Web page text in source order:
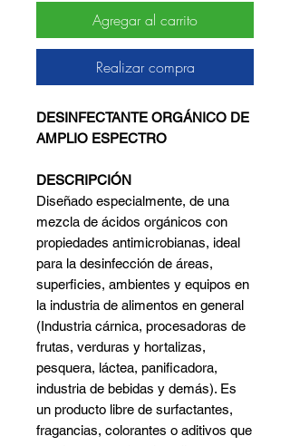
Agregar al carrito
Realizar compra
DESINFECTANTE ORGÁNICO DE
AMPLIO ESPECTRO
DESCRIPCIÓN
Diseñado especialmente, de una
mezcla de ácidos orgánicos con
propiedades antimicrobianas, ideal
para la desinfección de áreas,
superficies, ambientes y equipos en
la industria de alimentos en general
(Industria cárnica, procesadoras de
frutas, verduras y hortalizas,
pesquera, láctea, panificadora,
industria de bebidas y demás). Es
un producto libre de surfactantes,
fragancias, colorantes o aditivos que